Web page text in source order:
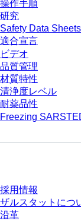
操作手順
研究
Safety Data
適合宣言
ビデオ
品質管理
材質特性
清浄度レベル
耐薬品性
Freezing
採用情報
ザルスタットにつ
沿革